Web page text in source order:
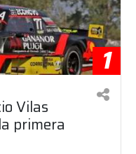
1
Vilas
primera